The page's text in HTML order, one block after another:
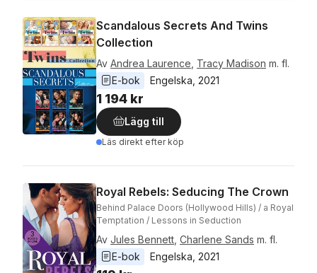
Scandalous Secrets And Twins
Collection
Av Andrea Laurence Tracy Madison m. fl.
E-bok
Engelska 2021
1 194 kr
Lägg till
Läs direkt efter köp
Royal Rebels: Seducing The Crown
Behind Palace Doors (Hollywood Hills) / a Royal
Temptation / Lessons in Seduction
Av Jules Bennett Charlene Sands m. fl.
E-bok
Engelska 2021